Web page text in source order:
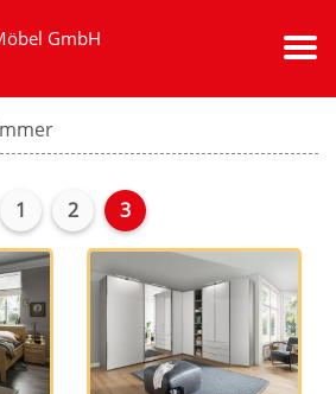
GmbH
1 2 3
Schlafzimmer Monaco